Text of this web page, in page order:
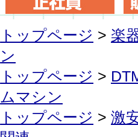
トップページ > 楽
ン
トップページ >
ムマシン
トップページ > 激